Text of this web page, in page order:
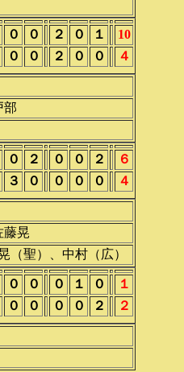
０ ０ ２ ０ １
10
０ ０ ２ ０ ０ ４
部
０ ２ ０ ０ ２
６
３ ０ ０ ０ ０ ４
藤晃
（聖）、中村（広）
０ ０ ０ １ ０
１
０ ０ ０ ０ ２ ２